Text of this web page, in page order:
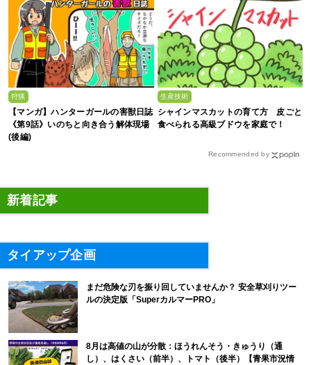
狩猟
【マンガ】ハンターガールの害獣日誌
《第9話》いのちと向き合う解体現場
(後編)
生産技術
シャインマスカットの育て方 皮ごと
食べられる高級ブドウを家庭で！
Recommended by
新着記事
タイアップ企画
まだ危険な刃を振り回していませんか？ 安全草刈りツー
ルの決定版「SuperカルマーPRO」
8月は高値の山が分散：ほうれんそう・きゅうり（通
し）、はくさい（前半）、トマト（後半）【青果市況情